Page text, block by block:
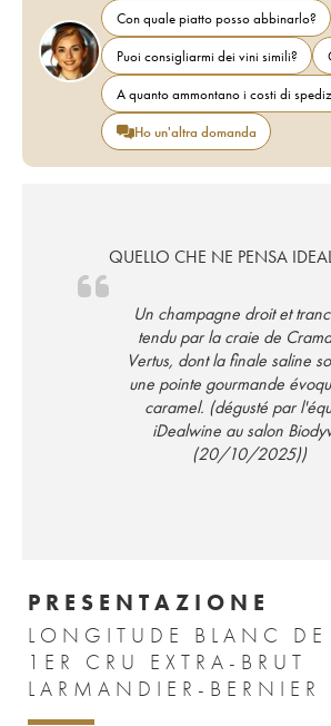
Con quale piatto posso abbinarlo?
Puoi consigliarmi dei vini simili?
A quanto ammontano i costi di
Ho un'altra domanda
QUELLO CHE NE PENSA
Un champagne droit et
tendu par la craie de
Vertus, dont la finale saline
une pointe gourmande
caramel. (dégusté par
iDealwine au salon
(20/10/2025))
PRESENTAZIONE
LONGITUDE BLANC DE
1ER CRU EXTRA-BRUT
LARMANDIER-BERNIER